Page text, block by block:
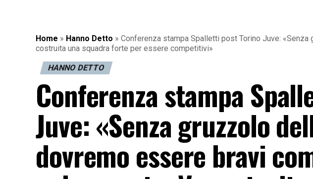
Home » Hanno Detto » Conferenza stampa Spalletti post Torino Juve:
costruita una squadra forte per essere competitivi»
HANNO DETTO
Conferenza stampa
Juve: «Senza gruzzolo
dovremo essere bravi